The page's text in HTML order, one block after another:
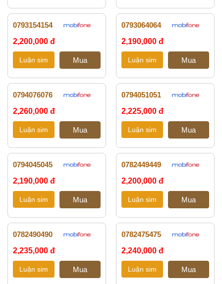
0793154154
2,200,000 đ
0793064064
2,190,000 đ
0794076076
2,260,000 đ
0794051051
2,225,000 đ
0794045045
2,190,000 đ
0782449449
2,200,000 đ
0782490490
2,235,000 đ
0782475475
2,240,000 đ